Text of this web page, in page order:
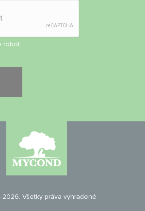
robot.
Všetky práva vyhradené